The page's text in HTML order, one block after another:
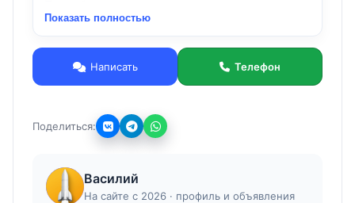
оборудования с описанием и фото на сайте.
Тел. (963)672-33-33, (963) 672-33-55,
(916)640-86-86, (926)375-43-87,
Показать полностью
Написать Телефон
Поделиться:
Василий
На сайте с 2026 · профиль и объявления